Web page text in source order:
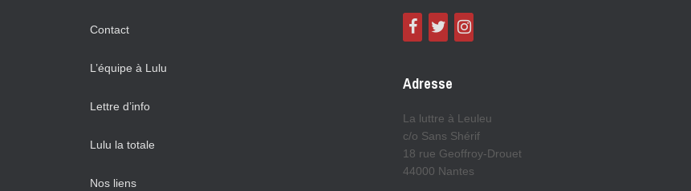
Contact
L’équipe à Lulu
Lettre d’info
Lulu la totale
Nos liens
Adresse
La luttre à Leuleu
c/o Sans Shérif
18 rue Geoffroy-Drouet
44000 Nantes